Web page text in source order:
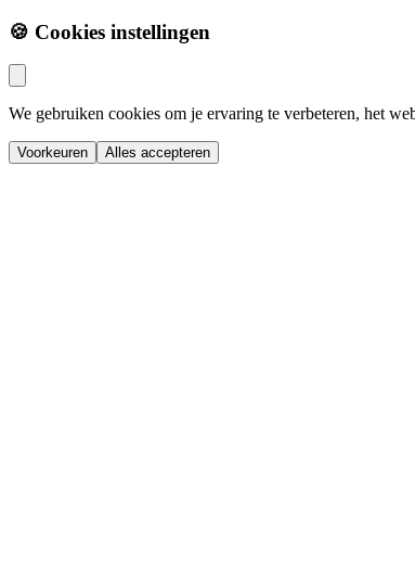
🍪 Cookies instellingen
We gebruiken cookies om je ervaring te verbeteren, het
Voorkeuren Alles accepteren